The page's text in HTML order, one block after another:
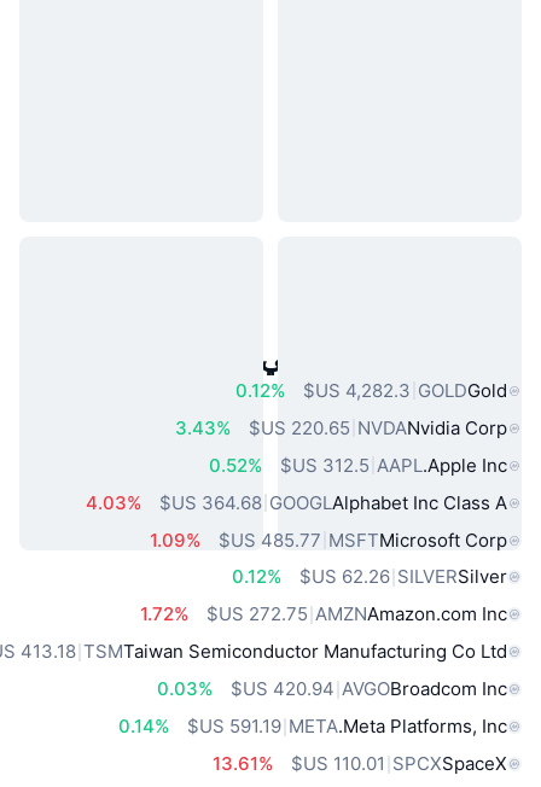
أصول العالم الحقيقي الشائعة
Gold
GOLD
0.12%
Nvidia Corp
NVDA
3.43%
Apple Inc.
AAPL
0.52%
Alphabet Inc Class A
GOOGL
‏364.68 US$
4.03%
Microsoft Corp
MSFT
1.09%
Silver
SILVER
‏62.26 US$
0.12%
Amazon.com Inc
AMZN
1.72%
Taiwan Semiconductor Manufacturing Co Ltd
TSM
‏413.18 US$
Broadcom Inc
AVGO
0.03%
Meta Platforms, Inc.
META
‏591.19 US$
0.14%
SpaceX
SPCX
13.61%